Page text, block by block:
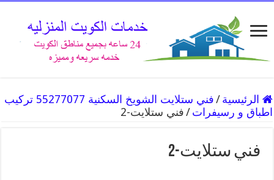
الرئيسية /
فني ستلايت الشويخ السكنية 55277077 تركيب
اطباق و رسيفرات /فني ستلايت-2
فني ستلايت-2